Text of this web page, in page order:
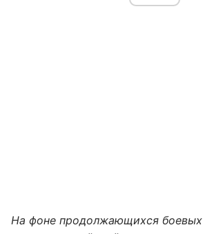
На фоне продолжающихся боевых